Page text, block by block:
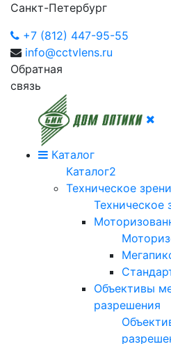
Санкт-Петербург
+7 (812) 447-95-55
info@cctvlens.ru
Обратная
связь
Каталог
Каталог2
Техническое
Техническое
Объективы
разрешения